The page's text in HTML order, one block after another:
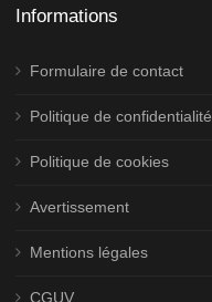
Informations
Formulaire de contact
Politique de confidentialité
Politique de cookies
Avertissement
Mentions légales
CGUV